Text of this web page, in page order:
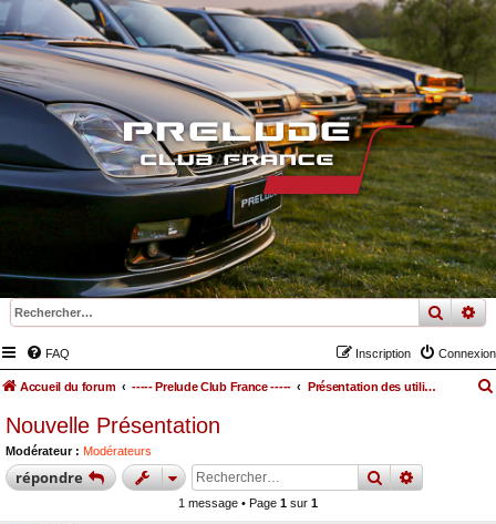
FAQ Connexion
Inscription
Accueil du forum ----- Prelude Club France ----- Présentation des utilisateurs
Nouvelle Présentation
Modérateur : Modérateurs
répondre rechercher
recherche
1 message • Page 1 sur 1